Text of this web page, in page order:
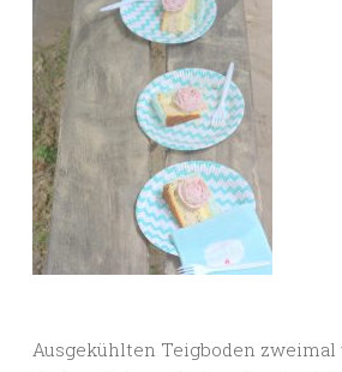
Ausgekühlten Teigboden